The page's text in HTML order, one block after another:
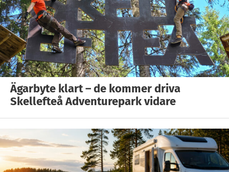
Ägarbyte klart – de kommer driva
Skellefteå Adventurepark vidare